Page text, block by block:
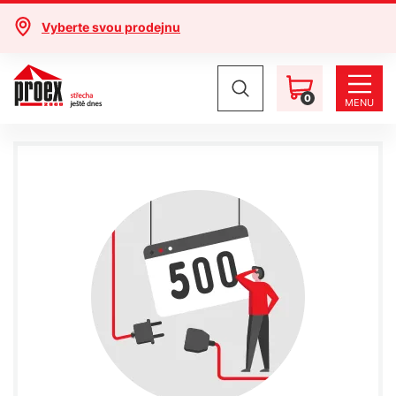
Vyberte svou prodejnu
0 MENU